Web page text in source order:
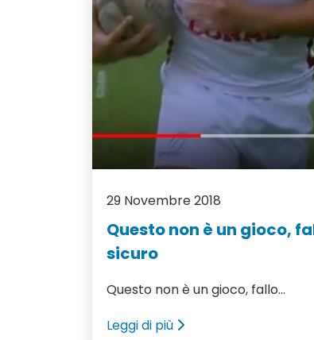
29 Novembre 2018
Questo non è un gioco,
sicuro
Questo non è un gioco, fallo...
Leggi di più